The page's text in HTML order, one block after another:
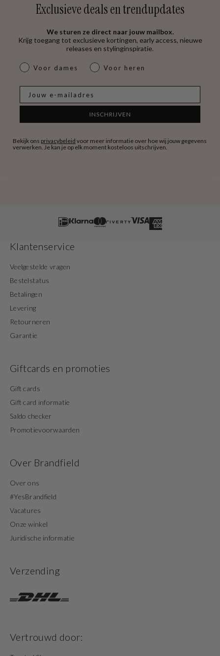
Exclusieve deals en trendupdates
We sturen ze direct naar jouw mailbox.
Krijg toegang tot exclusieve kortingen, early access, nieuwe
releases en stylinginspiratie.
dames & heren
Voor dames Voor heren
INSCHRIJVEN
Bekijk ons privacybeleid voor meer informatie over hoe wij jouw gegevens
verwerken. Je kan je op elk moment kosteloos uitschrijven.
Klantenservice
Veelgestelde vragen
Bestelstatus
Betalingen
Levering
Retourneren
Garantie
Giftcards en promoties
Gift cards
Gift card informatie
Saldo checker
Promotievoorwaarden
Over Brandfield
Over ons
#YesBrandfield
Vacatures
Onze winkel
Juridische informatie
Verzending
Vertrouwd door: